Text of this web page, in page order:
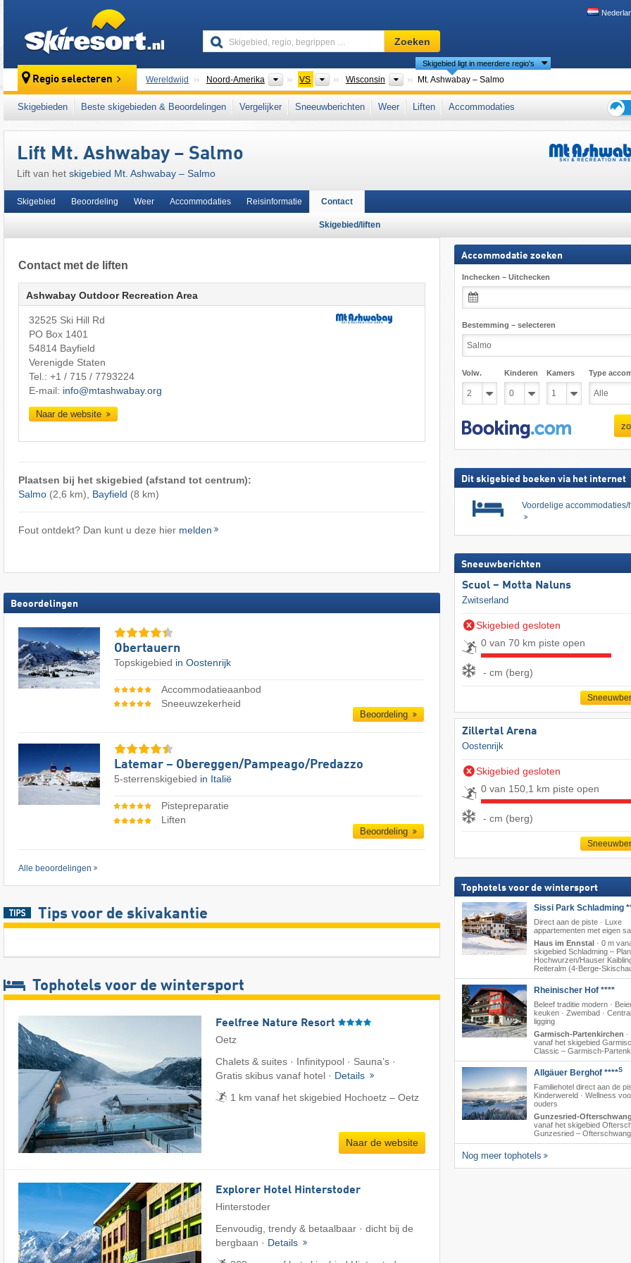
Skigebied,
regio,
begrippen
…
Zoeken
Regio selecteren Wereldwijd Noord-Amerika Continenten
VS LandenWisconsin Deelstaten
Skigebied ligt in meerdere regio's
Mt. Ashwabay – Salmo
Dit skigebied ligt ook in: Midwest
Skigebieden Beste skigebieden & Beoordelingen Vergelijker Sneeuwberichten Weer Liften
Accommodaties
de
Lift Mt. Ashwabay – Salmo
Lift van het skigebied Mt. Ashwabay – Salmo
Skigebied Beoordeling Weer Accommodaties Reisinformatie Contact
Skigebied/liften
Contact met de liften
Ashwabay Outdoor Recreation Area
32525 Ski Hill Rd
PO Box 1401
54814 Bayfield
Verenigde Staten
Tel.: +1 / 715 / 7793224
E-mail: info@mtashwabay.org
Naar de website
Plaatsen bij het skigebied (afstand tot centrum):
Salmo(2,6 km), Bayfield (8 km)
Fout ontdekt? Dan kunt u deze hier melden
Beoordelingen
Obertauern
Topskigebied in Oostenrijk
Accommodatieaanbod
Sneeuwzekerheid
Beoordeling
Latemar – Obereggen/​Pampeago/​Predazzo
5-sterrenskigebied in Italië
Pistepreparatie
Liften
Beoordeling
Alle beoordelingen
Tips voor de skivakantie
Tophotels voor de wintersport
Feelfree Nature Resort
Oetz
Chalets & suites · Infinitypool · Sauna’s ·
Gratis skibus vanaf hotel · Details
1 km vanaf het skigebied Hochoetz – Oetz
Naar de website
Explorer Hotel Hinterstoder
Hinterstoder
Eenvoudig, trendy & betaalbaar · dicht bij de
bergbaan · Details
Accommodatie zoeken
Inchecken – Uitchecken
Bestemming – selecteren
Volw. Kinderen Kamers Type
Dit skigebied boeken via het internet
Voordelige accommodaties/
Sneeuwberichten
Scuol – Motta Naluns
Zwitserland
Skigebied gesloten
0 van 70 km piste open
- cm (berg)
Zillertal Arena
Oostenrijk
Skigebied gesloten
0 van 150,1 km piste open
- cm (berg)
Tophotels voor de wintersport
Sissi Park Schladming
Direct aan de piste · Luxe
appartementen met eigen
Haus im Ennstal· 0 m
skigebied Schladming –
Hochwurzen/​Hauser
Reiteralm (4-Berge-
Rheinischer Hof ****
Beleef traditie modern ·
keuken · Zwembad ·
ligging
Garmisch-Partenkirchen ·
vanaf het skigebied
Classic – Garmisch-
Allgäuer Berghof ****S
Familiehotel direct aan de
Kinderwereld · Wellness
ouders
Gunzesried-Ofterschwang
vanaf het skigebied
Gunzesried –
Nog meer tophotels